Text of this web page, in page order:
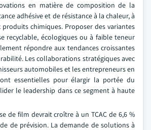
en matière de composition de la
adhésive et de résistance à la chaleur, à
chimiques. Proposer des variantes
recyclable, écologiques ou à faible teneur
répondre aux tendances croissantes
Les collaborations stratégiques avec
automobiles et les entrepreneurs en
essentielles pour élargir la portée du
le leadership dans ce segment à haute
de film devrait croître à un TCAC de 6,6 %
de prévision. La demande de solutions à